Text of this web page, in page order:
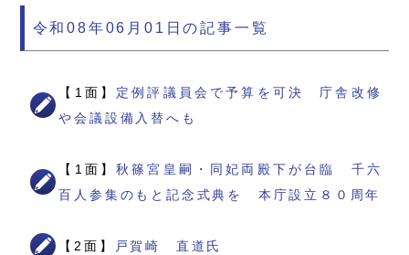
令和08年06月01日の記事一覧
【1面】 定例評議員会で予算を可決 庁舎改修
や会議設備入替へも
【1面】秋篠宮皇嗣・同妃両殿下が台臨 千六
百人参集のもと記念式典を 本庁設立８０周年
【2面】 戸賀崎 直道氏